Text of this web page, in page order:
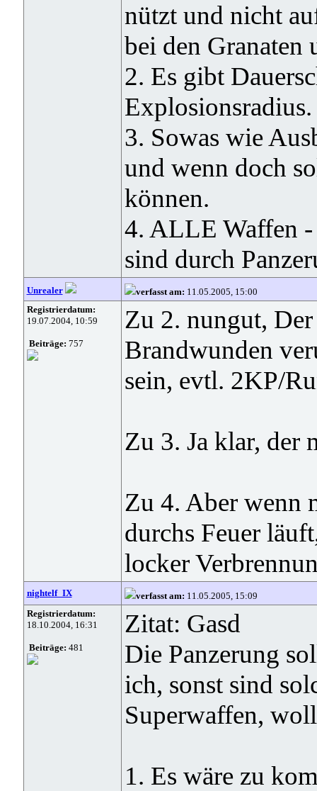
nützt und nicht
bei den Granaten
2. Es gibt
Explosionsradius.
3. Sowas wie
und wenn doch
können.
4. ALLE Waffen -
sind durch
Unrealer verfasst am: 11.05.2005, 15:00
Registrierdatum:
19.07.2004, 10:59
Beiträge: 757
Zu 2. nungut,
Brandwunden
sein, evtl. 2KP/
Zu 3. Ja klar, der
Zu 4. Aber wenn
durchs Feuer
locker
nightelf_IX verfasst am: 11.05.2005, 15:09
Registrierdatum:
18.10.2004, 16:31
Beiträge: 481
Zitat: Gasd
Die Panzerung
ich, sonst sind
Superwaffen,
1. Es wäre zu